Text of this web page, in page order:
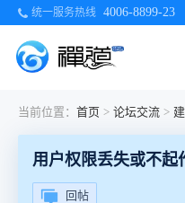
统一服务热线 4006-8899-23
当前位置： 首页 > 论坛交流 >
用户权限丢失或不起
回帖